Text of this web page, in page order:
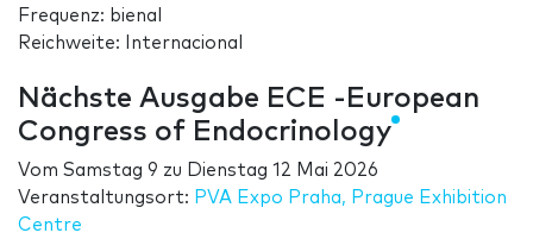
Frequenz: bienal
Reichweite: Internacional
Nächste Ausgabe ECE -European
Congress of Endocrinology
Vom Samstag 9 zu Dienstag 12 Mai 2026
Veranstaltungsort: PVA Expo Praha, Prague Exhibition
Centre